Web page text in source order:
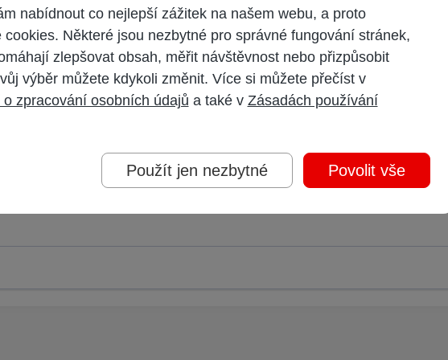
mluvci UPC p. Malina.
a přispívejte pod Vaším účtem.
nabídnout co nejlepší zážitek na našem webu, a proto
cookies. Některé jsou nezbytné pro správné fungování stránek,
zlepšovat obsah, měřit návštěvnost nebo přizpůsobit
výběr můžete kdykoli změnit. Více si můžete přečíst v
o zpracování osobních údajů a také v Zásadách používání
Použít jen nezbytné Povolit vše